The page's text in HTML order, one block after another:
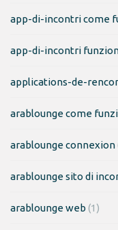
app-di-incontri come
app-di-incontri
applications-de-
arablounge come
arablounge connexion
arablounge sito di
arablounge web (1)